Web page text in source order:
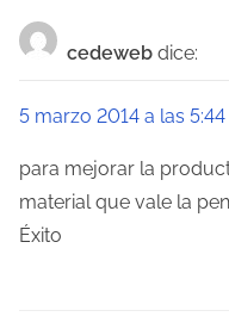
g
i
ó
cedeweb dice:
5 marzo 2014 a las 5:44
para mejorar la
material que vale la
Éxito